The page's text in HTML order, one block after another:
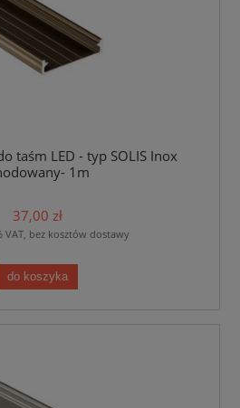
taśm LED - typ SOLIS Inox
1m
37,00 zł
VAT, bez kosztów dostawy
do koszyka